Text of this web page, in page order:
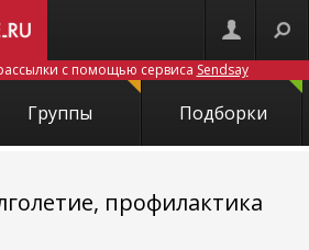
с помощью сервиса Sendsay
Группы Подборки
профилактика